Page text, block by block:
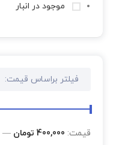
موجود در انبار
فیلتر براساس قیمت:
قيمت: 400,000 تومان —